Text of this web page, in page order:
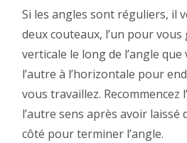
Si les angles sont réguliers, il
deux couteaux, l’un pour vous
verticale le long de l’angle que
l’autre à l’horizontale pour
vous travaillez. Recommencez
l’autre sens après avoir
côté pour terminer l’angle.